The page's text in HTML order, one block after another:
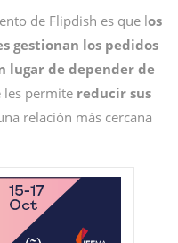
de Flipdish es que los
gestionan los pedidos
lugar de depender de
les permite reducir sus
relación más cercana